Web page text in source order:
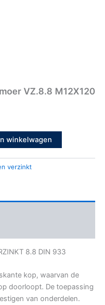
VZ.8.8 M12X120
winkelwagen
verzinkt
8.8 DIN 933
kop, waarvan de
doorloopt. De toepassing
van onderdelen.